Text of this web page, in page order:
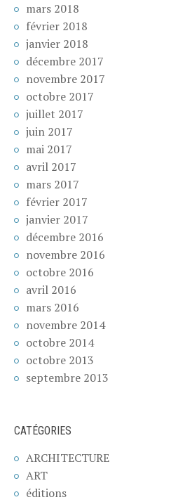
mars 2018
février 2018
janvier 2018
décembre 2017
novembre 2017
octobre 2017
juillet 2017
juin 2017
mai 2017
avril 2017
mars 2017
février 2017
janvier 2017
décembre 2016
novembre 2016
octobre 2016
avril 2016
mars 2016
novembre 2014
octobre 2014
octobre 2013
septembre 2013
CATÉGORIES
ARCHITECTURE
ART
éditions